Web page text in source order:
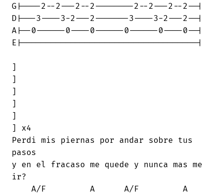
G|----2--2---2--2--------2--2---2--2--|
D|---3----3-2---2-------3----3-2---2--|
A|--0------0----0------0------0----0--|
E|------------------------------------|
]
]
]
]
]
] x4
Perdi mis piernas por andar sobre tus
pasos
y en el fracaso me quede y nunca mas me
ir?
    A/F         A      A/F         A